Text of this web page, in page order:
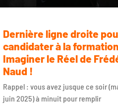
Dernière ligne droite
candidater à la formation
Imaginer le Réel de
Naud !
Rappel : vous avez jusque ce soir
juin 2025) à minuit pour remplir